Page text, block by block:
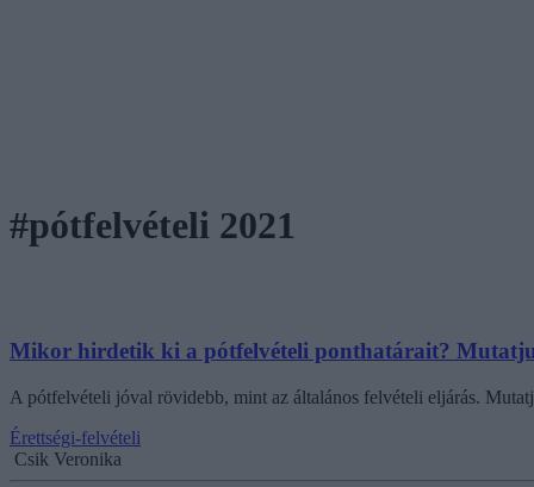
#pótfelvételi 2021
Mikor hirdetik ki a pótfelvételi ponthatárait?
A pótfelvételi jóval rövidebb, mint az általános felvételi eljárás.
Érettségi-felvételi
Csik Veronika